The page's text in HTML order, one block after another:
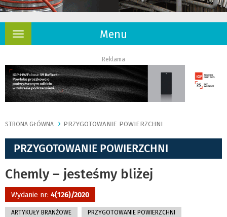
Menu
Rozwiń
Reklama
STRONA GŁÓWNA PRZYGOTOWANIE POWIERZCHNI
PRZYGOTOWANIE POWIERZCHNI
Chemly – jesteśmy bliżej
Wydanie nr: 4(126)/2020
ARTYKUŁY BRANŻOWE
PRZYGOTOWANIE POWIERZCHNI